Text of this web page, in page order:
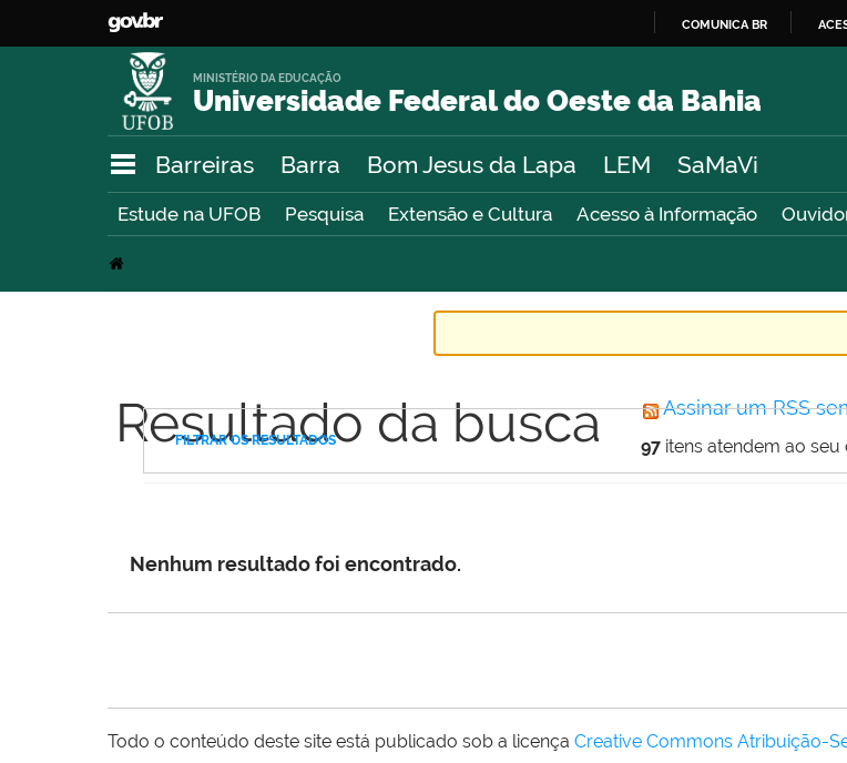
O
COMUNICA BR
Universidade Federal do Oeste da Bahia
MINISTÉRIO DA EDUCAÇÃO
Barreiras Barra Bom Jesus da Lapa LEM SaMaVi
Estude na UFOB Pesquisa Extensão e Cultura Acesso à Informação
Resultado da busca Assinar um RSS
97 itens atendem ao seu
FILTRAR OS RESULTADOS
Nenhum resultado foi encontrado.
Todo o conteúdo deste site está publicado sob a licença Creative Commons Atribuição-